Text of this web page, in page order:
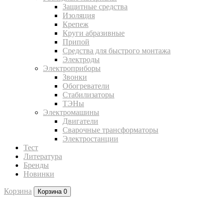
Защитные средства
Изоляция
Крепеж
Круги абразивные
Припой
Средства для быстрого монтажа
Электроды
Электроприборы
Звонки
Обогреватели
Стабилизаторы
ТЭНы
Электромашины
Двигатели
Сварочные трансформаторы
Электростанции
Тест
Литература
Бренды
Новинки
Корзина Корзина 0